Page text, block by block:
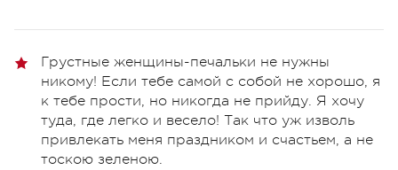
Грустные женщины-печальки не нужны
никому! Если тебе самой с собой не хорошо, я
к тебе прости, но никогда не прийду. Я хочу
туда, где легко и весело! Так что уж изволь
привлекать меня праздником и счастьем, а не
тоскою зеленою.